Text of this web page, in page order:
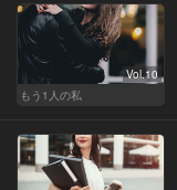
Vol.10
もう1人の私